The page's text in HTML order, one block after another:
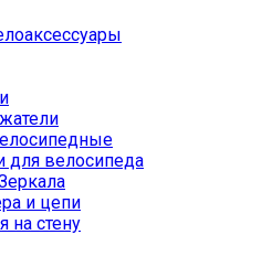
для велосипеда
и цепи
на стену